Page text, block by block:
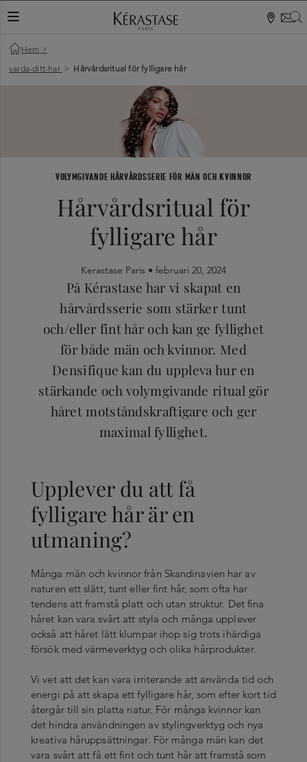
VÄXLA NAVIGERING
Hem >
varda-ditt-har > Hårvårdsritual för fylligare hår
VOLYMGIVANDE HÅRVÅRDSSERIE FÖR MÄN OCH KVINNOR
Hårvårdsritual för
fylligare hår
Kerastase Paris • februari 20, 2024
På Kérastase har vi skapat en
hårvårdsserie som stärker tunt
och/eller fint hår och kan ge fyllighet
för både män och kvinnor. Med
Densifique kan du uppleva hur en
stärkande och volymgivande ritual gör
håret motståndskraftigare och ger
maximal fyllighet.
Upplever du att få
fylligare hår är en
utmaning?
Många män och kvinnor från Skandinavien har av
naturen ett slätt, tunt eller fint hår, som ofta har
tendens att framstå platt och utan struktur. Det fina
håret kan vara svårt att styla och många upplever
också att håret lätt klumpar ihop sig trots ihärdiga
försök med värmeverktyg och olika hårprodukter.
Vi vet att det kan vara irriterande att använda tid och
energi på att skapa ett fylligare hår, som efter kort tid
återgår till sin platta natur. För många kvinnor kan
det hindra användningen av stylingverktyg och nya
kreativa håruppsättningar. För många män kan det
vara svårt att få ett fint och tunt hår att framstå som